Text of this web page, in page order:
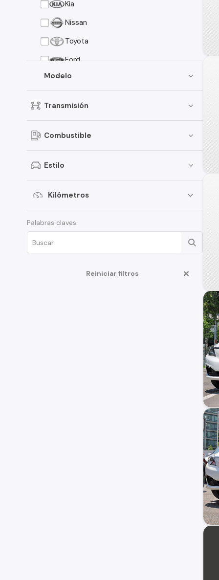
Kia
Nissan
Toyota
Ford
Suzuki
Mitsubishi
Volkswagen
SsangYong
Chery
Modelo
Transmisión
Combustible
Estilo
Kilómetros
Palabras claves
Reiniciar filtros